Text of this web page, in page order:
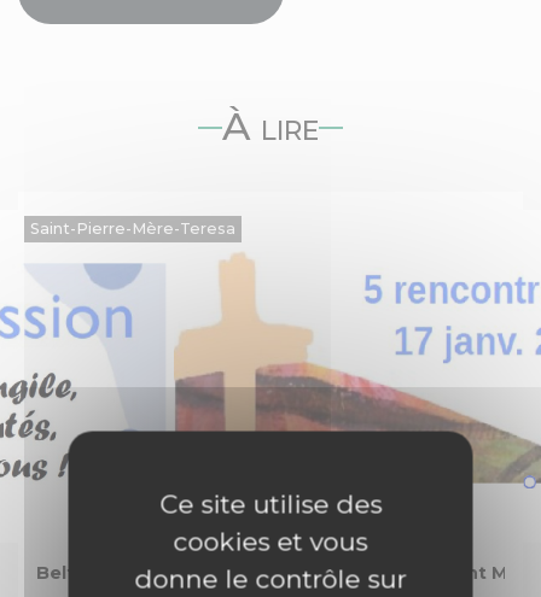
À lire
Saint-Pierre-Mère-Teresa
Belfort, Mère Teresa, Saint Jean-Baptiste, Saint
Ce site utilise des
cookies et vous
donne le contrôle sur